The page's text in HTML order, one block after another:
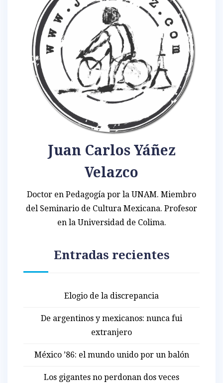
Juan Carlos Yáñez
Velazco
Doctor en Pedagogía por la UNAM. Miembro
del Seminario de Cultura Mexicana. Profesor
en la Universidad de Colima.
Entradas recientes
Elogio de la discrepancia
De argentinos y mexicanos: nunca fui
extranjero
México ’86: el mundo unido por un balón
Los gigantes no perdonan dos veces